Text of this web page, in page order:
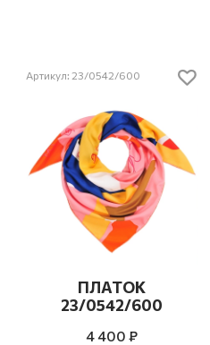
Артикул: 23/0542/600
ПЛАТОК
23/0542/600
4 400 ₽